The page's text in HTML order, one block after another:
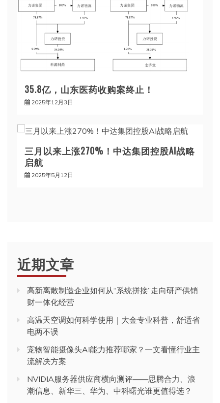
35.8亿，山东医药收购案终止！
2025年12月3日
三月以来上涨270%！中达集团控股AI战略
启航
2025年5月12日
近期文章
高新离散制造企业如何从“系统拼接”走向研产供销
财一体化经营
高温天空调如何科学使用｜大金专业科普，舒适省
电两不误
宠物智能摄像头AI能力推荐哪家？一文看懂行业主
流解决方案
NVIDIA服务器供应商横向测评——思腾合力、浪
潮信息、新华三、华为、中科曙光谁更值得选？